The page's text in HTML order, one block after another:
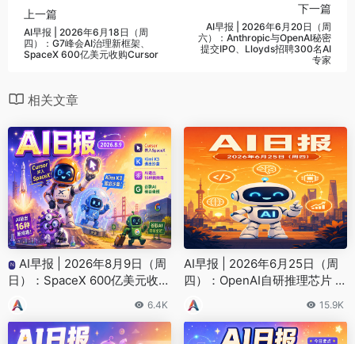
上一篇
AI早报 | 2026年6月18日（周
四）：G7峰会AI治理新框架、
SpaceX 600亿美元收购Cursor
下一篇
AI早报 | 2026年6月20日（周
六）：Anthropic与OpenAI秘密
提交IPO、Lloyds招聘300名AI
专家
相关文章
N
AI早报 | 2026年8月9日（周
日）：SpaceX 600亿美元收购
Cursor最快下周收官、Kimi K
3安全测试遭突破
6.4K
AI早报 | 2026年6月25日（周
四）：OpenAI自研推理芯片 J
alapeño、Google Gemini 3.5
新增电脑操控
15.9K